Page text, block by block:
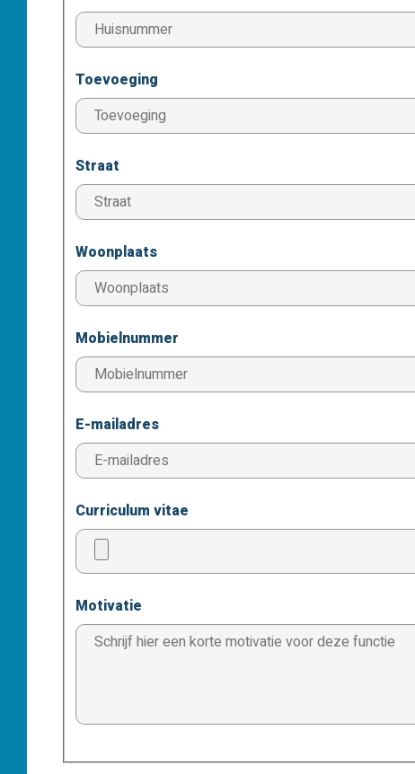
Toevoeging
Straat
Woonplaats
Mobielnummer
E-mailadres
Curriculum vitae
Motivatie